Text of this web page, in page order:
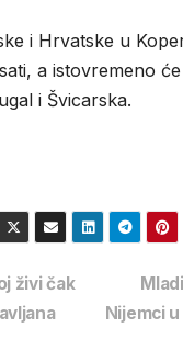
i Hrvatske u
a istovremeno
i Švicarska.
Nijemci
živi čak